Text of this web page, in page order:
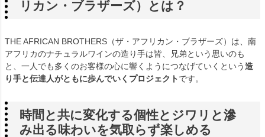
リカン・ブラザーズ）とは？
THE AFRICAN BROTHERS（ザ・アフリカン・ブラザーズ）は、南
アフリカのナチュラルワインの造り手は皆、兄弟という思いのも
と、一人でも多くのお客様の心に響くようにつなげていくという造
り手と伝達人がともに歩んでいくプロジェクトです。
時間と共に変化する個性とジワリと滲
み出る味わいを気取らず楽しめる